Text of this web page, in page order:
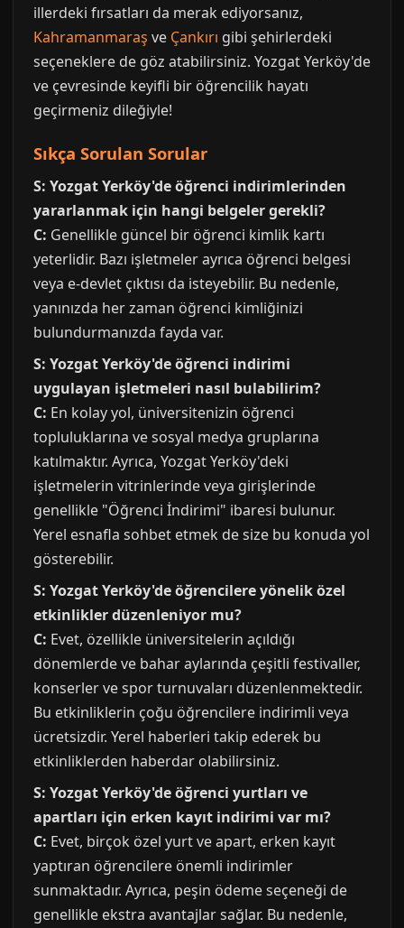
illerdeki fırsatları da merak ediyorsanız,
Kahramanmaraş ve Çankırı gibi şehirlerdeki
seçeneklere de göz atabilirsiniz. Yozgat Yerköy'de
ve çevresinde keyifli bir öğrencilik hayatı
geçirmeniz dileğiyle!
Sıkça Sorulan Sorular
S: Yozgat Yerköy'de öğrenci indirimlerinden
yararlanmak için hangi belgeler gerekli?
C: Genellikle güncel bir öğrenci kimlik kartı
yeterlidir. Bazı işletmeler ayrıca öğrenci belgesi
veya e-devlet çıktısı da isteyebilir. Bu nedenle,
yanınızda her zaman öğrenci kimliğinizi
bulundurmanızda fayda var.
S: Yozgat Yerköy'de öğrenci indirimi
uygulayan işletmeleri nasıl bulabilirim?
C: En kolay yol, üniversitenizin öğrenci
topluluklarına ve sosyal medya gruplarına
katılmaktır. Ayrıca, Yozgat Yerköy'deki
işletmelerin vitrinlerinde veya girişlerinde
genellikle "Öğrenci İndirimi" ibaresi bulunur.
Yerel esnafla sohbet etmek de size bu konuda yol
gösterebilir.
S: Yozgat Yerköy'de öğrencilere yönelik özel
etkinlikler düzenleniyor mu?
C: Evet, özellikle üniversitelerin açıldığı
dönemlerde ve bahar aylarında çeşitli festivaller,
konserler ve spor turnuvaları düzenlenmektedir.
Bu etkinliklerin çoğu öğrencilere indirimli veya
ücretsizdir. Yerel haberleri takip ederek bu
etkinliklerden haberdar olabilirsiniz.
S: Yozgat Yerköy'de öğrenci yurtları ve
apartları için erken kayıt indirimi var mı?
C: Evet, birçok özel yurt ve apart, erken kayıt
yaptıran öğrencilere önemli indirimler
sunmaktadır. Ayrıca, peşin ödeme seçeneği de
genellikle ekstra avantajlar sağlar. Bu nedenle,